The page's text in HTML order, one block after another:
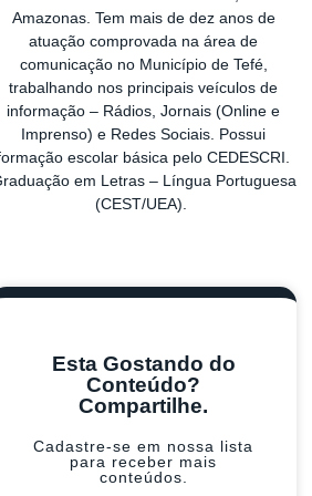
Amazonas. Tem mais de dez anos de
atuação comprovada na área de
comunicação no Município de Tefé,
trabalhando nos principais veículos de
informação – Rádios, Jornais (Online e
Imprenso) e Redes Sociais. Possui
escolar básica pelo CEDESCRI.
em Letras – Língua Portuguesa
(CEST/UEA).
Esta Gostando do
Conteúdo?
Compartilhe.
Cadastre-se em nossa lista
para receber mais
conteúdos.